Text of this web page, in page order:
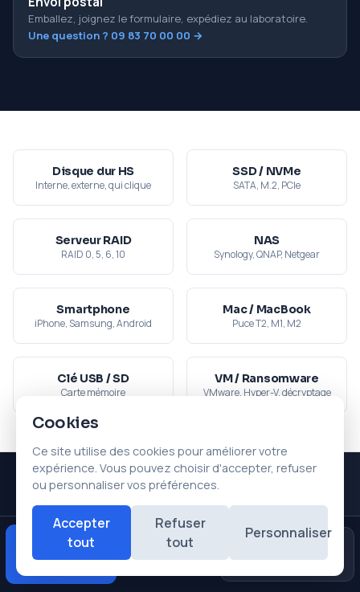
Emballez, joignez le formulaire, expédiez au laboratoire.
Une question ? 09 83 70 00 00 →
Disque dur HS
Interne, externe, qui clique
SSD / NVMe
SATA, M.2, PCIe
Serveur RAID
RAID 0, 5, 6, 10
NAS
Synology, QNAP, Netgear
Smartphone
iPhone, Samsung, Android
Mac / MacBook
Puce T2, M1, M2
Clé USB / SD
Carte mémoire
VM / Ransomware
VMware, Hyper-V, décryptage
Expertise de pointe
Cas Extrêmes : là où les
autres abandonnent
Cookies
Ce site utilise des cookies pour améliorer votre
expérience. Vous pouvez choisir d'accepter, refuser
ou personnaliser vos préférences.
Accepter
tout
Refuser
tout
Personnaliser
Diagnostic
gratuit
Google